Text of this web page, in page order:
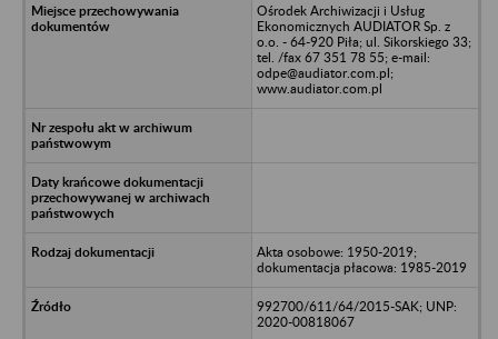
Ośrodek Archiwizacji i Usług
Ekonomicznych AUDIATOR Sp. z
o.o. - 64-920 Piła; ul. Sikorskiego 33;
tel. /fax 67 351 78 55; e-mail:
odpe@audiator.com.pl;
www.audiator.com.pl
Akta osobowe: 1950-2019;
dokumentacja płacowa: 1985-2019
992700/611/64/2015-SAK; UNP:
2020-00818067